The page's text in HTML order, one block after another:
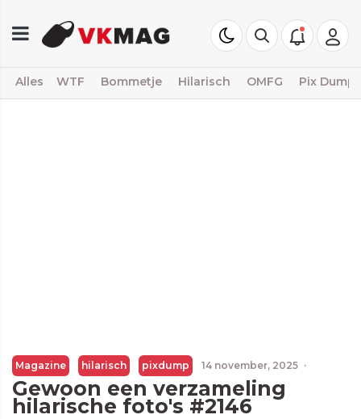
Alles WTF Bommetje Hilarisch OMFG Pix Dump
Magazine hilarisch pixdump 14 november, 2025 ·
Gewoon een verzameling
hilarische foto's #2146